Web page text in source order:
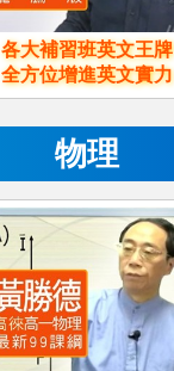
各大補習班英文王牌
全方位增進英文實力
物理